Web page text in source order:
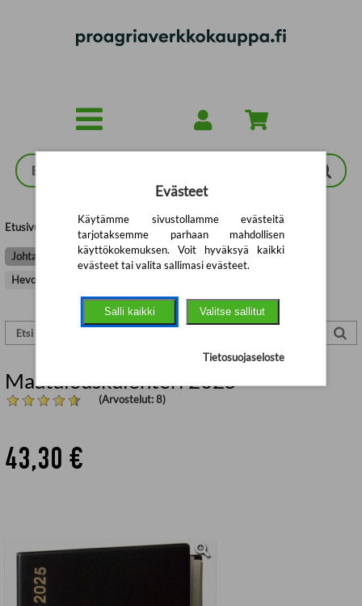
Etusivu AMMATTIKIRJAT Johtaminen ja talous
Johtaminen ja talous Kasvintuotanto
Kotieläintuotanto
Hevostalous
Maatalouskalenteri 2025
(Arvostelut: 8)
43,30 €
Evästeet
Käytämme sivustollamme evästeitä
tarjotaksemme parhaan mahdollisen
käyttökokemuksen. Voit hyväksyä kaikki
evästeet tai valita sallimasi evästeet.
Salli kaikki Valitse sallitut
Tietosuojaseloste